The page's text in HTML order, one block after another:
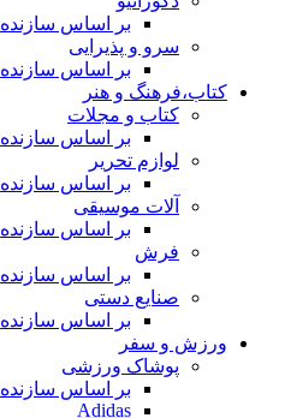
بر اساس سازنده
سرو و پذیرایی
بر اساس سازنده
کتاب،فرهنگ و هنر
کتاب و مجلات
بر اساس سازنده
لوازم تحریر
بر اساس سازنده
آلات موسیقی
بر اساس سازنده
فرش
بر اساس سازنده
صنایع دستی
بر اساس سازنده
ورزش و سفر
پوشاک ورزشی
بر اساس سازنده
Adidas